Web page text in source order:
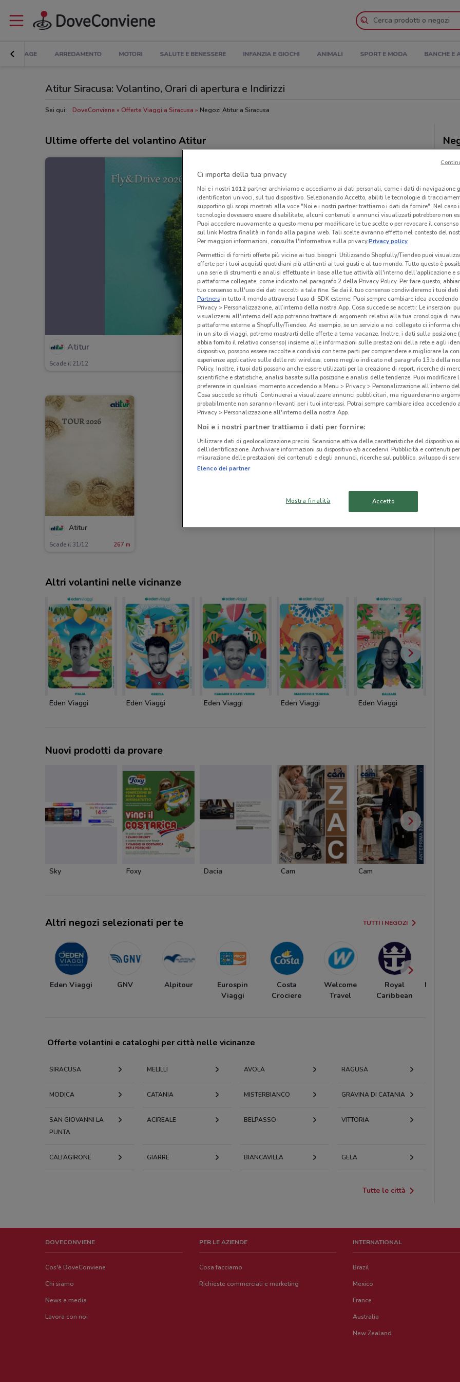
BRICOLAGE ARREDAMENTO MOTORI SALUTE E BENESSERE INFANZIA E GIOCHI ANIMALI SPORT E MODA BANCHE E
Atitur Siracusa: Volantino, Orari di apertura e Indirizzi
Sei qui: DoveConviene Offerte Viaggi a Siracusa Negozi Atitur a Siracusa
Ultime offerte del volantino Atitur
Atitur
Scade il 21/12 267 m
Atitur
Scade il 31/12 267 m
Altri volantini nelle vicinanze
Eden Viaggi Eden Viaggi Eden Viaggi Eden Viaggi Eden Viaggi
Nuovi prodotti da provare
Sky Foxy Dacia Cam Cam
Altri negozi selezionati per te TUTTI I NEGOZI
Eden Viaggi GNV Alpitour
Eurospin
Viaggi
Costa
Crociere
Welcome
Travel
Royal
Caribbean
MSC
Offerte volantini e cataloghi per città nelle vicinanze
SIRACUSA MELILLI AVOLA RAGUSA
MODICA CATANIA MISTERBIANCO GRAVINA DI CATANIA
SAN GIOVANNI LA
PUNTA
ACIREALE BELPASSO VITTORIA
CALTAGIRONE GIARRE BIANCAVILLA GELA
Tutte le città
DOVECONVIENE
Cos'è DoveConviene
Chi siamo
News e media
Lavora con noi
PER LE AZIENDE
Cosa facciamo
Richieste commerciali e marketing
INTERNATIONAL
Brazil
Mexico
France
Australia
New Zealand
Ci importa della tua privacy
Noi e i nostri 1012partner archiviamo e accediamo ai dati personali, come i dati di navigazione
identificatori univoci, sul tuo dispositivo. Selezionando Accetto, abiliti le tecnologie di
supportino gli scopi mostrati alla voce "Noi e i nostri partner trattiamo i dati da fornire". Nel caso
tecnologie dovessero essere disabilitate, alcuni contenuti e annunci visualizzati potrebbero non
Puoi accedere nuovamente a questo menu per modificare le tue scelte o per revocare il
sul link Mostra finalità in fondo alla pagina web. Tali scelte avranno effetto nel contesto del
Per maggiori informazioni, consulta l'Informativa sulla privacy.Privacy policy
Permettici di fornirti offerte più vicine ai tuoi bisogni: Utilizzando Shopfully/Tiendeo puoi
offerte per i tuoi acquisti quotidiani più attinenti ai tuoi gusti e al tuo mondo. Tutto questo è
una serie di strumenti e analisi effettuate in base alle tue attività all'interno dell'applicazione e
piattaforme collegate, come indicato nel paragrafo 2 della Privacy Policy. Per fare questo,
tuo consenso sull'uso dei dati raccolti a tale fine. Se dai il tuo consenso condivideremo i tuoi dati
Partnersin tutto il mondo attraverso l’uso di SDK esterne. Puoi sempre cambiare idea accedendo
Privacy > Personalizzazione, all’interno della nostra App. Cosa succede se accetti: Le inserzioni
visualizzerai all'interno dell’app potranno trattare di argomenti relativi alla tua cronologia di
piattaforme esterne a Shopfully/Tiendeo. Ad esempio, se un servizio a noi collegato ci informa
in un sito di viaggi, potremo mostrarti delle offerte a tema vacanze. Inoltre, i dati sulla posizione
abbia fornito il relativo consenso) insieme alle informazioni sulle prestazioni della rete e agli
dispositivo, possono essere raccolte e condivisi con terze parti per comprendere e migliorare la
esperienze applicative sulle delle reti wireless, come meglio indicato nel paragrafo 13.b della
Policy. Inoltre, i tuoi dati possono anche essere utilizzati per la creazione di report, ricerche di
scientifiche e statistiche, analisi basate sulla posizione e analisi delle tendenze. Puoi modificare
preferenze in qualsiasi momento accedendo a Menu > Privacy > Personalizzazione all'interno
Cosa succede se rifiuti: Continuerai a visualizzare annunci pubblicitari, ma riguarderanno
probabilmente non saranno rilevanti per i tuoi interessi. Potrai sempre cambiare idea accedendo
Privacy > Personalizzazione all'interno della nostra App.
Noi e i nostri partner trattiamo i dati per fornire:
Utilizzare dati di geolocalizzazione precisi. Scansione attiva delle caratteristiche del dispositivo
dell’identificazione. Archiviare informazioni su dispositivo e/o accedervi. Pubblicità e contenuti
misurazione delle prestazioni dei contenuti e degli annunci, ricerche sul pubblico, sviluppo di
Elenco dei partner
Mostra finalità Accetto